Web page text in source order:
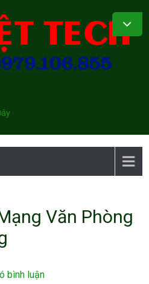
Văn Phòng
bình luận